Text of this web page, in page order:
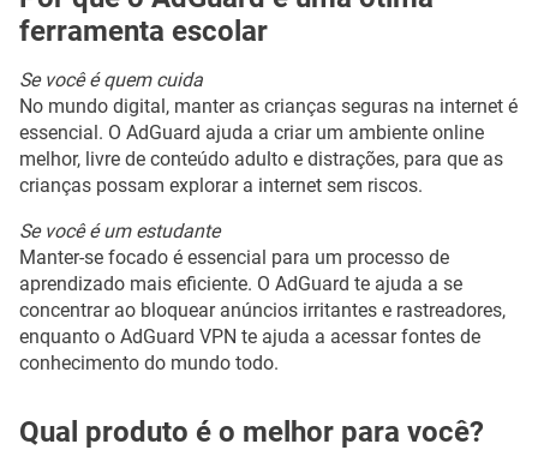
ferramenta escolar
Se você é quem cuida
No mundo digital, manter as crianças seguras na internet é
essencial. O AdGuard ajuda a criar um ambiente online
melhor, livre de conteúdo adulto e distrações, para que as
crianças possam explorar a internet sem riscos.
Se você é um estudante
Manter-se focado é essencial para um processo de
aprendizado mais eficiente. O AdGuard te ajuda a se
concentrar ao bloquear anúncios irritantes e rastreadores,
enquanto o AdGuard VPN te ajuda a acessar fontes de
conhecimento do mundo todo.
Qual produto é o melhor para você?